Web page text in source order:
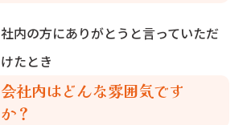
社内の方にありがとうと言っていただ
けたとき
会社内はどんな雰囲気です
か？